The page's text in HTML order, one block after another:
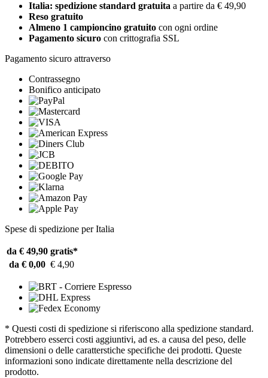
Italia: spedizione standard gratuita a partire da € 49,90
Reso gratuito
Almeno 1 campioncino gratuito con ogni ordine
Pagamento sicuro con crittografia SSL
Pagamento sicuro attraverso
Contrassegno
Bonifico anticipato
Spese di spedizione per Italia
da € 49,90 gratis*
da € 0,00 € 4,90
* Questi costi di spedizione si riferiscono alla spedizione standard.
Potrebbero esserci costi aggiuntivi, ad es. a causa del peso, delle
dimensioni o delle caratterstiche specifiche dei prodotti. Queste
informazioni sono indicate direttamente nella descrizione del
prodotto.